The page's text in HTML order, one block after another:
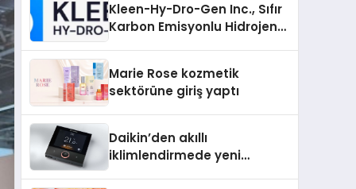
Kleen-Hy-Dro-Gen Inc., Sıfır
Karbon Emisyonlu Hidrojen
Aldı
Marie Rose kozmetik
sektörüne giriş yaptı
Daikin’den akıllı
iklimlendirmede yeni